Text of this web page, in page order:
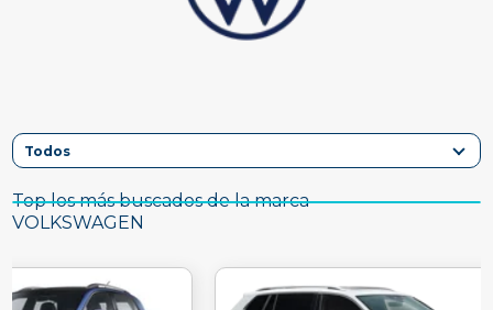
Top los más buscados de la marca
VOLKSWAGEN